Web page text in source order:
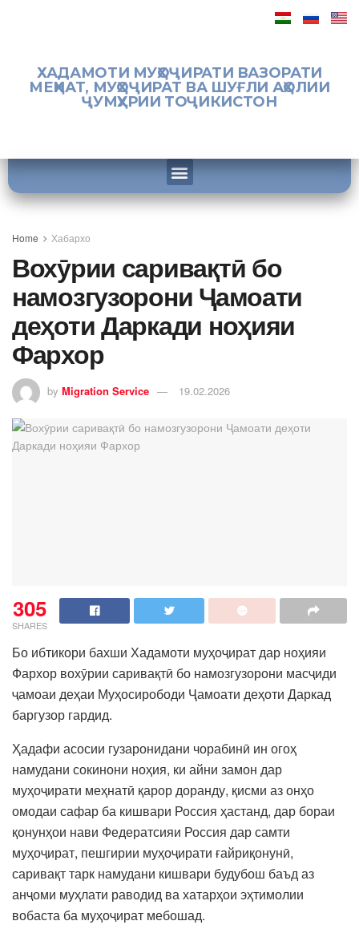
ХАДАМОТИ МУҲОҶИРАТИ ВАЗОРАТИ
МЕҲНАТ, МУҲОҶИРАТ ВА ШУҒЛИ АҲОЛИИ
ҶУМҲУРИИ ТОҶИКИСТОН
Home Хабархо
Вохӯрии саривақтӣ бо
намозгузорони Ҷамоати
деҳоти Даркади ноҳияи
Фархор
by Migration Service 19.02.2026
305
SHARES
Бо ибтикори бахши Хадамоти муҳоҷират дар ноҳияи
Фархор вохӯрии саривақтӣ бо намозгузорони масҷиди
ҷамоаи деҳаи Муҳосирободи Ҷамоати деҳоти Даркад
баргузор гардид.
Ҳадафи асосии гузаронидани чорабинӣ ин огоҳ
намудани сокинони ноҳия, ки айни замон дар
муҳоҷирати меҳнатӣ қарор доранду, қисми аз онҳо
омодаи сафар ба кишвари Россия ҳастанд, дар бораи
қонунҳои нави Федератсияи Россия дар самти
муҳоҷират, пешгирии муҳоҷирати ғайриқонунӣ,
саривақт тарк намудани кишвари будубош баъд аз
анҷоми муҳлати раводид ва хатарҳои эҳтимолии
вобаста ба муҳоҷират мебошад.